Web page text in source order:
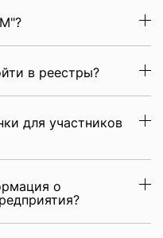
в реестры?
для участников
о